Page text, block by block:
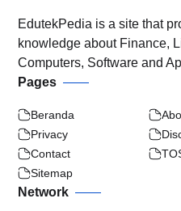
EdutekPedia is a site that
knowledge about Finance,
Computers, Software and
Pages
Beranda
Privacy
Contact
Sitemap
Network